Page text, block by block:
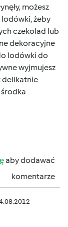
możesz
żeby
czekolad lub
dekoracyjne
lodówki do
wyjmujesz
delikatnie
aby dodawać
komentarze